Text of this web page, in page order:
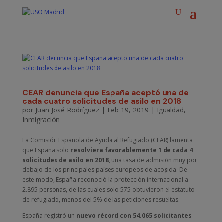
CEAR denuncia que España aceptó una de
cada cuatro solicitudes de asilo en 2018
por Juan José Rodríguez| Feb 19, 2019 | Igualdad,
Inmigración
La Comisión Española de Ayuda al Refugiado (CEAR) lamenta
que España solo resolviera favorablemente 1 de cada 4
solicitudes de asilo en 2018, una tasa de admisión muy por
debajo de los principales países europeos de acogida. De
este modo, España reconoció la protección internacional a
2.895 personas, de las cuales solo 575 obtuvieron el estatuto
de refugiado, menos del 5% de las peticiones resueltas.
España registró un nuevo récord con 54.065 solicitantes